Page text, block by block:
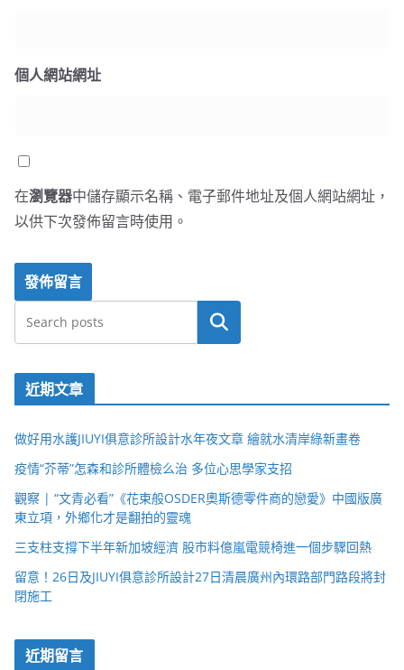
個人網站網址
在瀏覽器中儲存顯示名稱、電子郵件地址及個人網站網址，
以供下次發佈留言時使用。
搜尋
近期文章
做好用水護JIUYI俱意診所設計水年夜文章 繪就水清岸綠新畫卷
疫情“芥蒂”怎森和診所體檢么治 多位心思學家支招
觀察 | “文青必看”《花束般OSDER奧斯德零件商的戀愛》中國版廣
東立項，外鄉化才是翻拍的靈魂
三支柱支撐下半年新加坡經濟 股市料億嵐電競椅進一個步驟回熱
留意！26日及JIUYI俱意診所設計27日清晨廣州內環路部門路段將封
閉施工
近期留言